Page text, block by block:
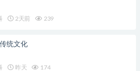
2天前 239
统文化
昨天 174